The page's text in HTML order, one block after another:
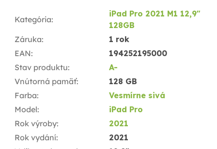
Kategória:
iPad Pro 2021 M1 12,9"
128GB
Záruka:
1 rok
EAN:
194252195000
Stav produktu:
A-
Vnútorná pamäť:
128 GB
Farba:
Vesmírne sivá
Model:
iPad Pro
Rok výroby:
2021
Rok vydání:
2021